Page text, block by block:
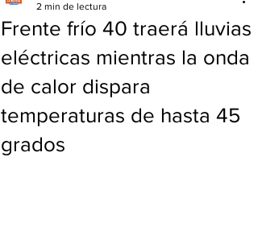
Frente frío 40 traerá lluvias
eléctricas mientras la onda
de calor dispara
temperaturas de hasta 45
grados
2 min de lectura